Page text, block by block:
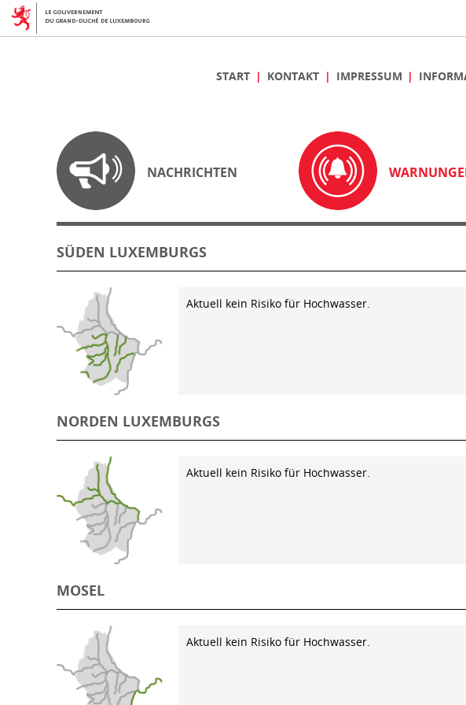
START KONTAKT IMPRESSUM
NACHRICHTEN
SÜDEN LUXEMBURGS
Aktuell kein Risiko für Hochwasser.
NORDEN LUXEMBURGS
Aktuell kein Risiko für Hochwasser.
MOSEL
Aktuell kein Risiko für Hochwasser.